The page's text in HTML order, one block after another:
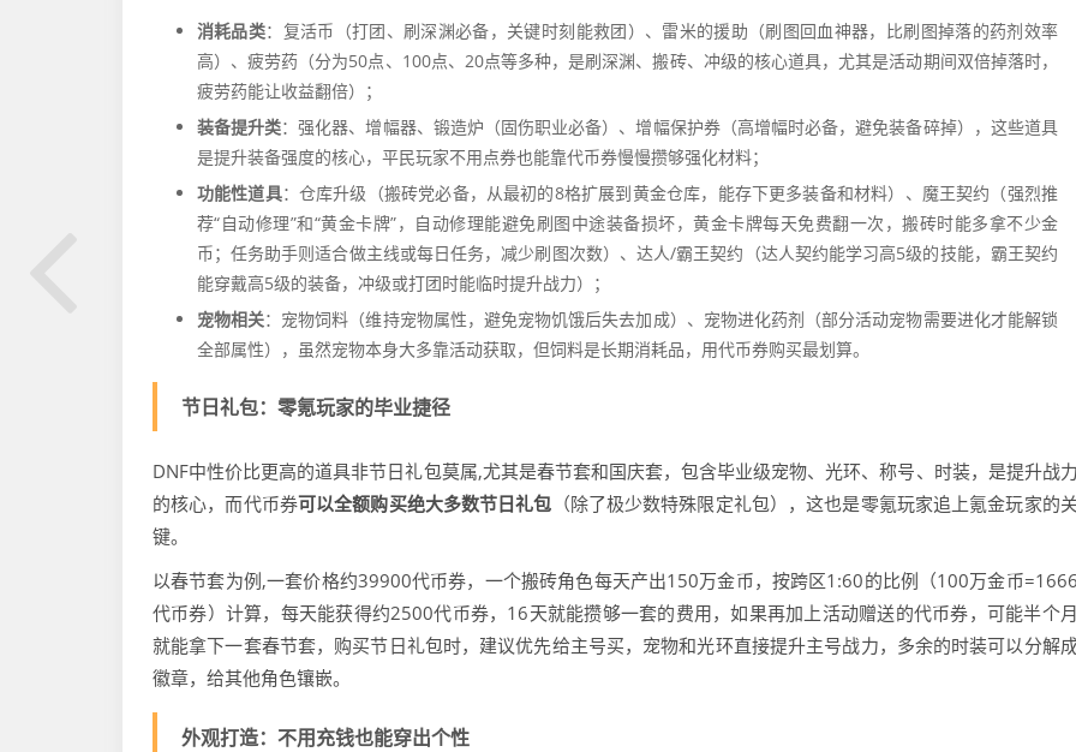
消耗品类：复活币（打团、刷深渊必备，关键时刻能救团）、雷米的援助（刷图回血神器，比刷图掉落的药剂效率
高）、疲劳药（分为50点、100点、20点等多种，是刷深渊、搬砖、冲级的核心道具，尤其是活动期间双倍掉落时，
疲劳药能让收益翻倍）；
装备提升类：强化器、增幅器、锻造炉（固伤职业必备）、增幅保护券（高增幅时必备，避免装备碎掉），这些道具
是提升装备强度的核心，平民玩家不用点券也能靠代币券慢慢攒够强化材料；
功能性道具：仓库升级（搬砖党必备，从最初的8格扩展到黄金仓库，能存下更多装备和材料）、魔王契约（强烈推
荐“自动修理”和“黄金卡牌”，自动修理能避免刷图中途装备损坏，黄金卡牌每天免费翻一次，搬砖时能多拿不少金
币；任务助手则适合做主线或每日任务，减少刷图次数）、达人/霸王契约（达人契约能学习高5级的技能，霸王契约
能穿戴高5级的装备，冲级或打团时能临时提升战力）；
宠物相关：宠物饲料（维持宠物属性，避免宠物饥饿后失去加成）、宠物进化药剂（部分活动宠物需要进化才能解锁
全部属性），虽然宠物本身大多靠活动获取，但饲料是长期消耗品，用代币券购买最划算。
节日礼包：零氪玩家的毕业捷径
DNF中性价比更高的道具非节日礼包莫属,尤其是春节套和国庆套，包含毕业级宠物、光环、称号、时装，是提升战力
的核心，而代币券可以全额购买绝大多数节日礼包 （除了极少数特殊限定礼包），这也是零氪玩家追上氪金玩家的关
键。
以春节套为例,一套价格约39900代币券，一个搬砖角色每天产出150万金币，按跨区1:60的比例（100万金币=1666
代币券）计算，每天能获得约2500代币券，16天就能攒够一套的费用，如果再加上活动赠送的代币券，可能半个月
就能拿下一套春节套，购买节日礼包时，建议优先给主号买，宠物和光环直接提升主号战力，多余的时装可以分解
徽章，给其他角色镶嵌。
外观打造：不用充钱也能穿出个性